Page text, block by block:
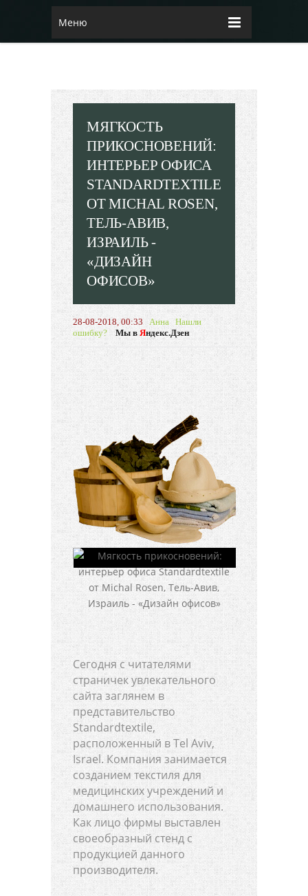
Меню
МЯГКОСТЬ
ПРИКОСНОВЕНИЙ:
ИНТЕРЬЕР ОФИСА
STANDARDTEXTILE
ОТ MICHAL ROSEN,
ТЕЛЬ-АВИВ,
ИЗРАИЛЬ -
«ДИЗАЙН
ОФИСОВ»
28-08-2018, 00:33 Анна Нашли
ошибку?
Мы вЯндекс.Дзен
Сегодня с читателями
страничек увлекательного
сайта заглянем в
представительство
Standardtextile,
расположенный в Tel Aviv,
Israel. Компания занимается
созданием текстиля для
медицинских учреждений и
домашнего использования.
Как лицо фирмы выставлен
своеобразный стенд с
продукцией данного
производителя.